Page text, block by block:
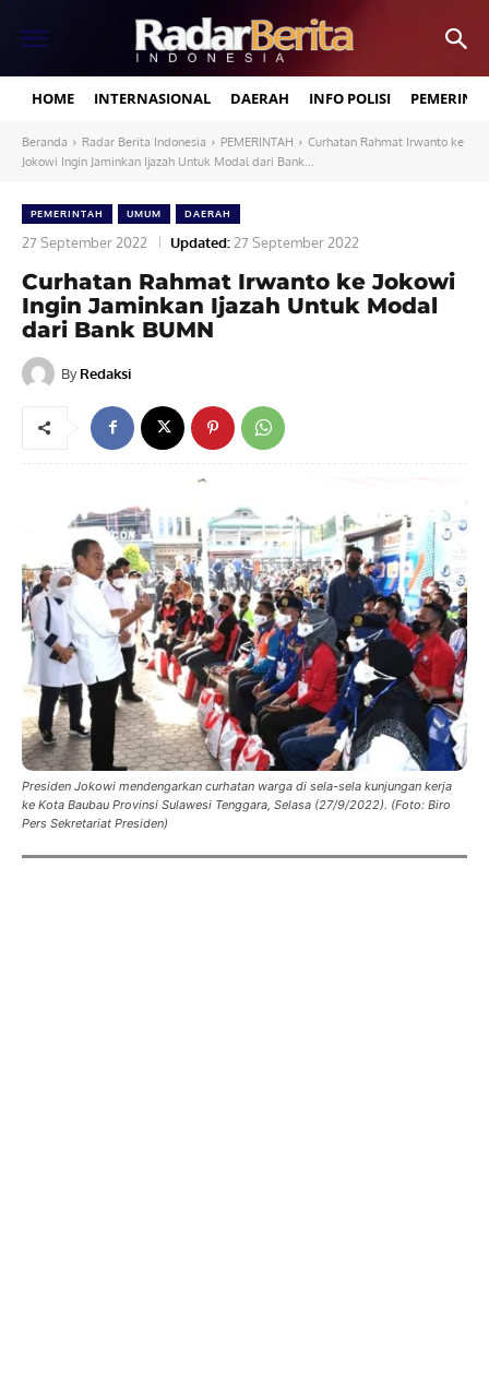
HOME INTERNASIONAL DAERAH INFO POLISI
Beranda Radar Berita Indonesia PEMERINTAH
Curhatan Rahmat Irwanto ke
Jokowi Ingin Jaminkan Ijazah Untuk Modal dari Bank...
PEMERINTAH UMUM DAERAH
27 September 2022 Updated: 27 September 2022
Curhatan Rahmat Irwanto ke Jokowi
Ingin Jaminkan Ijazah Untuk Modal
dari Bank BUMN
By Redaksi
Presiden Jokowi mendengarkan curhatan warga di sela-sela kunjungan kerja
ke Kota Baubau Provinsi Sulawesi Tenggara, Selasa (27/9/2022). (Foto: Biro
Pers Sekretariat Presiden)